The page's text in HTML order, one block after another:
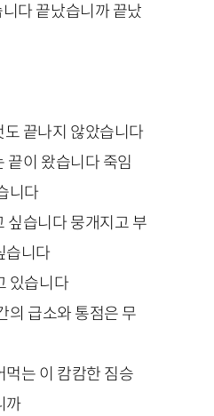
다 끝났습니까 끝났
끝나지 않았습니다
이 왔습니다 죽임
니다
습니다 뭉개지고 부
습니다
있습니다
의 급소와 통점은 무
먹는 이 캄캄한 짐승
까